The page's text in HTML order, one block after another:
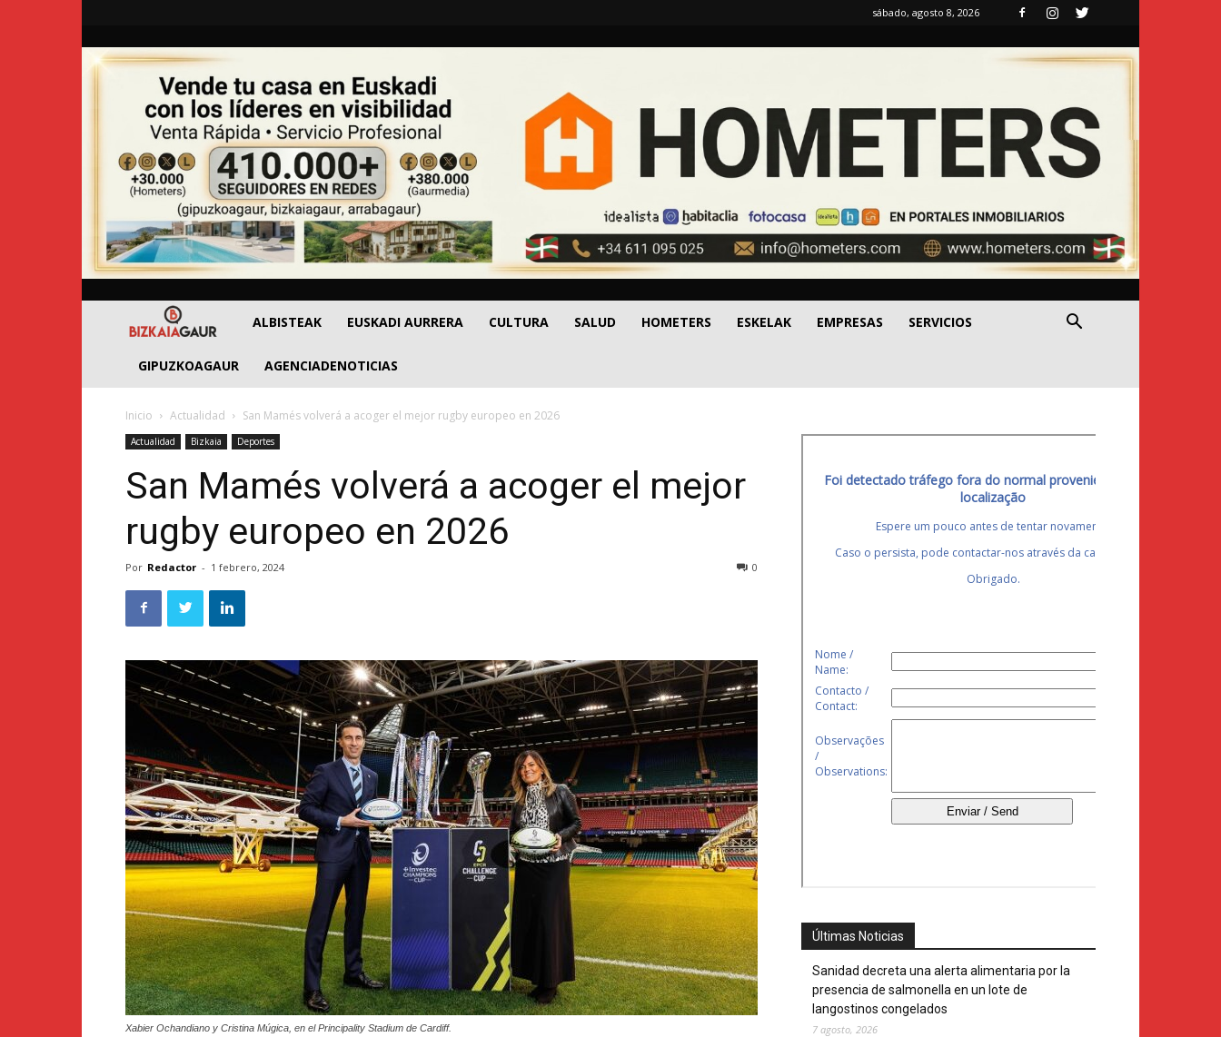
sábado, agosto 8, 2026
BizkaiaGaur
ALBISTEAK EUSKADI AURRERA CULTURA SALUD HOMETERS ESKELAK EMPRESAS SERVICIOS
GIPUZKOAGAUR AGENCIADENOTICIAS
Inicio Actualidad San Mamés volverá a acoger el mejor rugby europeo en 2026
Actualidad Bizkaia Deportes
San Mamés volverá a acoger el mejor
rugby europeo en 2026
Por Redactor - 1 febrero, 2024 0
Xabier Ochandiano y Cristina Múgica, en el Principality Stadium de Cardiff.
Últimas Noticias
Sanidad decreta una alerta alimentaria por la
presencia de salmonella en un lote de
langostinos congelados
7 agosto, 2026